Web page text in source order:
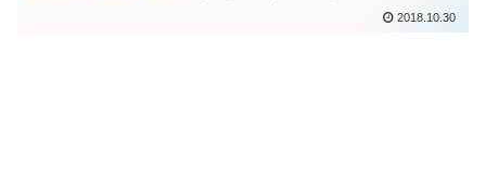
左右するかもしれない重要な存在であり
2018.10.30